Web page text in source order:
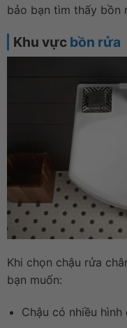
bảo bạn tìm thấy bồn
Khu vực bồn rửa
Khi chọn chậu rửa
bạn muốn:
Chậu có nhiều